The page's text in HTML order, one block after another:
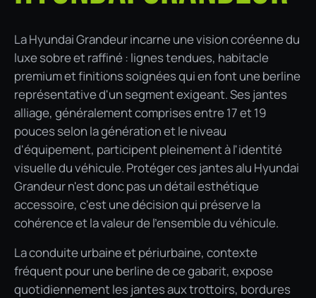
La Hyundai Grandeur incarne une vision coréenne du
luxe sobre et raffiné : lignes tendues, habitacle
premium et finitions soignées qui en font une berline
représentative d'un segment exigeant. Ses jantes
alliage, généralement comprises entre 17 et 19
pouces selon la génération et le niveau
d'équipement, participent pleinement à l'identité
visuelle du véhicule. Protéger ces jantes alu Hyundai
Grandeur n'est donc pas un détail esthétique
accessoire, c'est une décision qui préserve la
cohérence et la valeur de l'ensemble du véhicule.
La conduite urbaine et périurbaine, contexte
fréquent pour une berline de ce gabarit, expose
quotidiennement les jantes aux trottoirs, bordures